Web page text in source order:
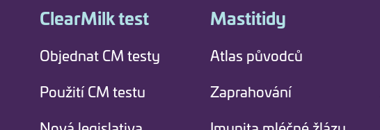
ClearMilk test
Objednat CM testy
Použití CM testu
Mastitidy
Atlas původců
Zaprahování